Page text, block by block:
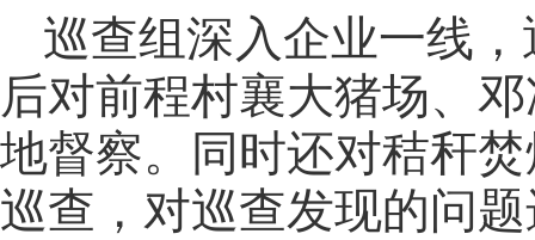
巡查组深入企业一线
后对前程村襄大猪场、
地督察。同时还对秸秆
巡查，对巡查发现的问